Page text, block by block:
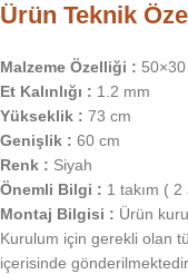
Ürün Teknik
Malzeme Özelliği :
Et Kalınlığı : 1.2 mm
Yükseklik : 73 cm
Genişlik : 60 cm
Renk : Siyah
Önemli Bilgi : 1 takım (
Montaj Bilgisi : Ürün
Kurulum için gerekli olan
içerisinde